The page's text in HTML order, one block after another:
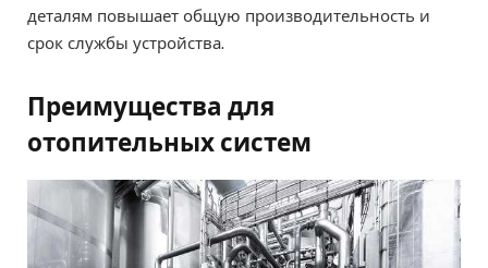
деталям повышает общую производительность и
срок службы устройства.
Преимущества для
отопительных систем